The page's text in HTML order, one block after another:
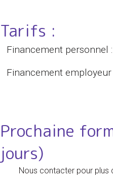
Tarifs :
Financement personnel
Financement employeur
Prochaine
jours)
Nous contacter pour plus